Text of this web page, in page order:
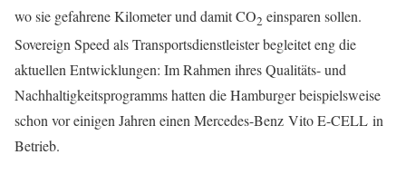
wo sie gefahrene Kilometer und damit CO2 einsparen sollen.
Sovereign Speed als Transportsdienstleister begleitet eng die
aktuellen Entwicklungen: Im Rahmen ihres Qualitäts- und
Nachhaltigkeitsprogramms hatten die Hamburger beispielsweise
schon vor einigen Jahren einen Mercedes-Benz Vito E-CELL in
Betrieb.